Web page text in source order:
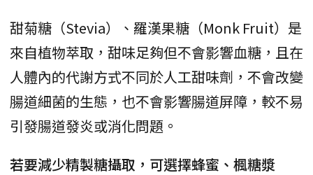
甜菊糖（Stevia）、羅漢果糖（Monk Fruit）是
來自植物萃取，甜味足夠但不會影響血糖，且在
人體內的代謝方式不同於人工甜味劑，不會改變
腸道細菌的生態，也不會影響腸道屏障，較不易
引發腸道發炎或消化問題。
若要減少精製糖攝取，可選擇蜂蜜、楓糖漿